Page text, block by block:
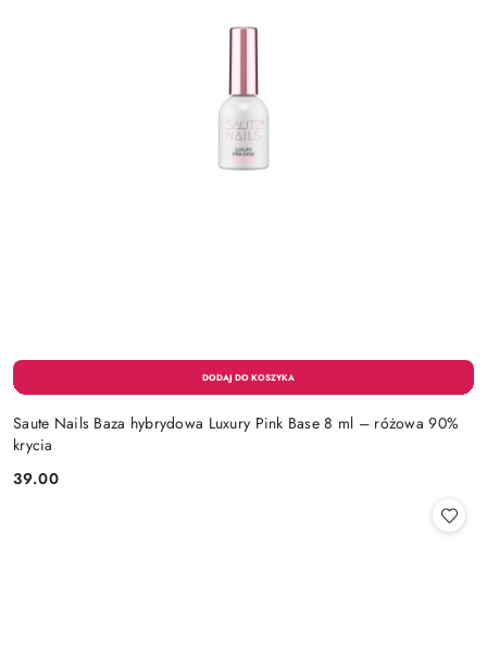
Saute Nails Baza hybrydowa Luxury Pink Base 8 ml – różowa 90%
krycia
Cena:
39.00